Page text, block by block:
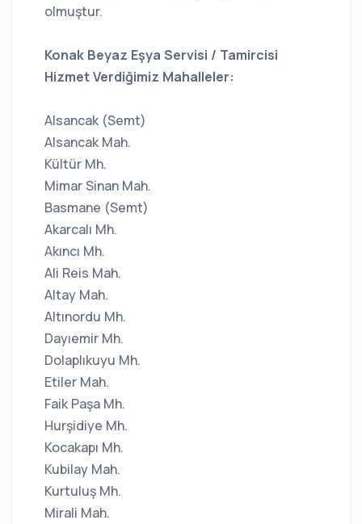
olmuştur.
Konak Beyaz Eşya Servisi / Tamircisi
Hizmet Verdiğimiz Mahalleler:
Alsancak (Semt)
Alsancak Mah.
Kültür Mh.
Mimar Sinan Mah.
Basmane (Semt)
Akarcalı Mh.
Akıncı Mh.
Ali Reis Mah.
Altay Mah.
Altınordu Mh.
Dayıemir Mh.
Dolaplıkuyu Mh.
Etiler Mah.
Faik Paşa Mh.
Hurşidiye Mh.
Kocakapı Mh.
Kubilay Mah.
Kurtuluş Mh.
Mirali Mah.